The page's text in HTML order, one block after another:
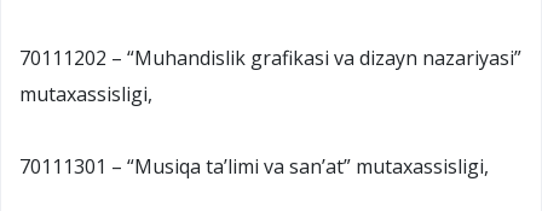
70111202 – “Muhandislik grafikasi va dizayn nazariyasi”
mutaxassisligi,
70111301 – “Musiqa ta’limi va san’at” mutaxassisligi,